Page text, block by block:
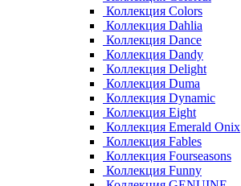
Коллекция Colors
Коллекция Dahlia
Коллекция Dance
Коллекция Dandy
Коллекция Delight
Коллекция Duma
Коллекция Dynamic
Коллекция Eight
Коллекция Emerald Onix
Коллекция Fables
Коллекция Fourseasons
Коллекция Funny